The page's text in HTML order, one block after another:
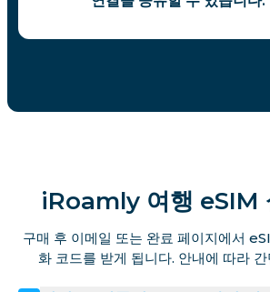
iRoamly 여행 eSIM
구매 후 이메일 또는 완료 페이지에서
화 코드를 받게 됩니다. 안내에 따라